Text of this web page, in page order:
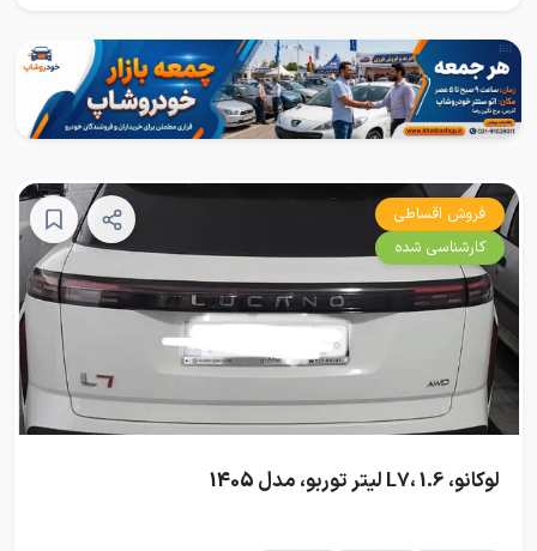
فروش اقساطی
کارشناسی شده
لوکانو، L7، 1.6 لیتر توربو، مدل 1405